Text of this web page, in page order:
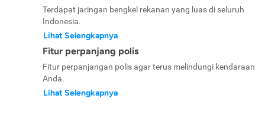
Terdapat jaringan bengkel rekanan yang luas di seluruh
Indonesia.
Lihat Selengkapnya
Fitur perpanjang polis
Fitur perpanjangan polis agar terus melindungi kendaraan
Anda.
Lihat Selengkapnya